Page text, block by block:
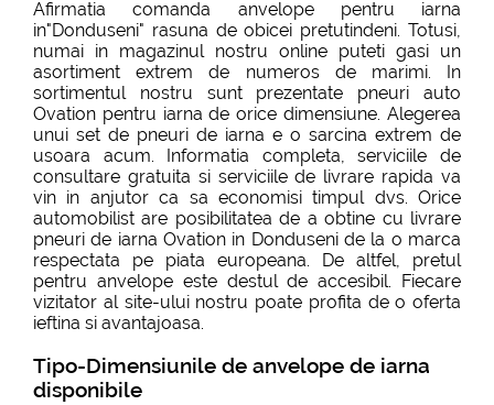
Afirmatia comanda anvelope pentru iarna
in"Donduseni" rasuna de obicei pretutindeni. Totusi,
numai in magazinul nostru online puteti gasi un
asortiment extrem de numeros de marimi. In
sortimentul nostru sunt prezentate pneuri auto
Ovation pentru iarna de orice dimensiune. Alegerea
unui set de pneuri de iarna e o sarcina extrem de
usoara acum. Informatia completa, serviciile de
consultare gratuita si serviciile de livrare rapida va
vin in anjutor ca sa economisi timpul dvs. Orice
automobilist are posibilitatea de a obtine cu livrare
pneuri de iarna Ovation in Donduseni de la o marca
respectata pe piata europeana. De altfel, pretul
pentru anvelope este destul de accesibil. Fiecare
vizitator al site-ului nostru poate profita de o oferta
ieftina si avantajoasa.
Tipo-Dimensiunile de anvelope de iarna
disponibile